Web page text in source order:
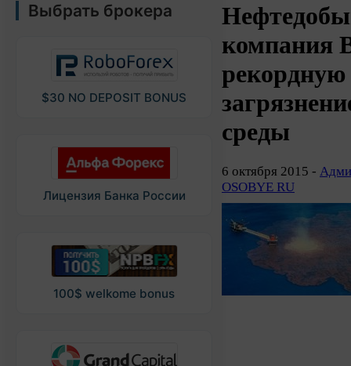
Выбрать брокера
$30 NO DEPOSIT BONUS
Лицензия Банка России
100$ welkome bonus
компания
рекордную
среды
6 октября 2015 -
OSOBYE RU